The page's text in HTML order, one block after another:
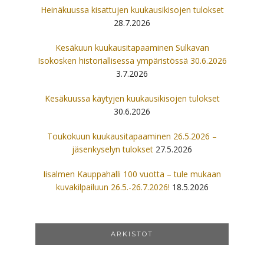
Heinäkuussa kisattujen kuukausikisojen tulokset
28.7.2026
Kesäkuun kuukausitapaaminen Sulkavan
Isokosken historiallisessa ympäristössä 30.6.2026
3.7.2026
Kesäkuussa käytyjen kuukausikisojen tulokset
30.6.2026
Toukokuun kuukausitapaaminen 26.5.2026 –
jäsenkyselyn tulokset 27.5.2026
Iisalmen Kauppahalli 100 vuotta – tule mukaan
kuvakilpailuun 26.5.-26.7.2026! 18.5.2026
ARKISTOT